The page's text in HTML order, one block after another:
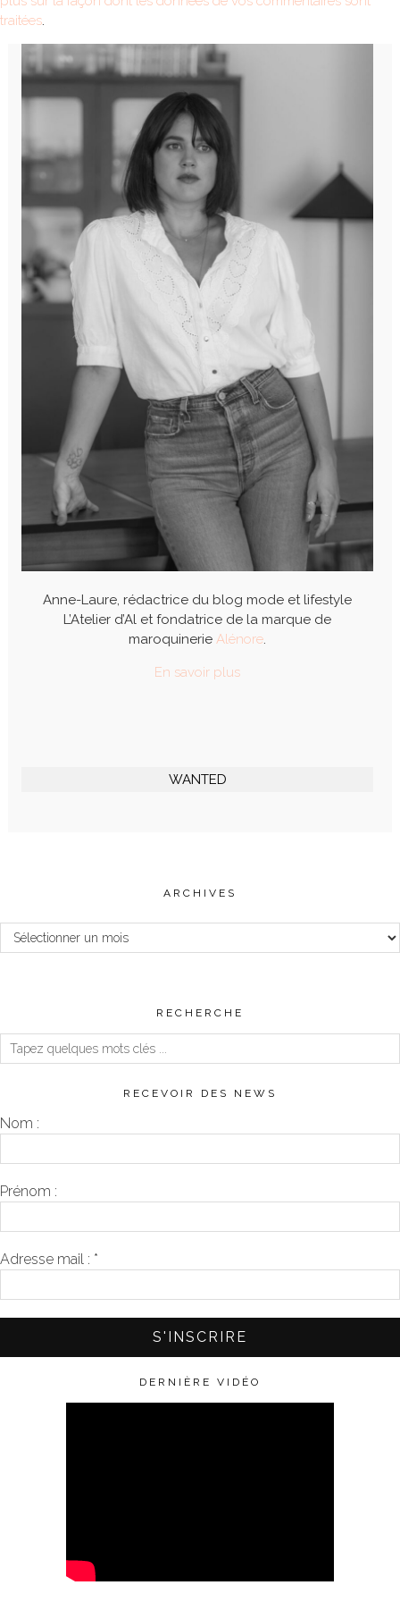
traitées.
Anne-Laure, rédactrice du blog mode et lifestyle
L’Atelier d’Al et fondatrice de la marque de
maroquinerie Alénore.
En savoir plus
WANTED
ARCHIVES
Archives
RECHERCHE
RECEVOIR DES NEWS
Nom :
Prénom :
Adresse mail : *
DERNIÈRE VIDÉO